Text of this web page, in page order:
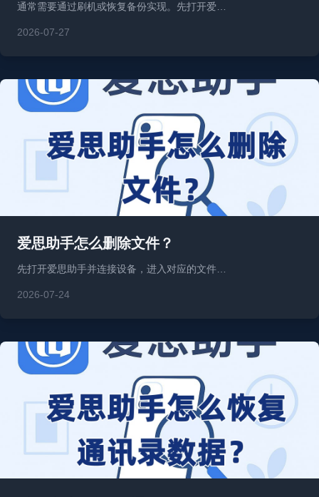
通常需要通过刷机或恢复备份实现。先打开爱…
2026-07-27
爱思助手怎么删除文件？
先打开爱思助手并连接设备，进入对应的文件…
2026-07-24